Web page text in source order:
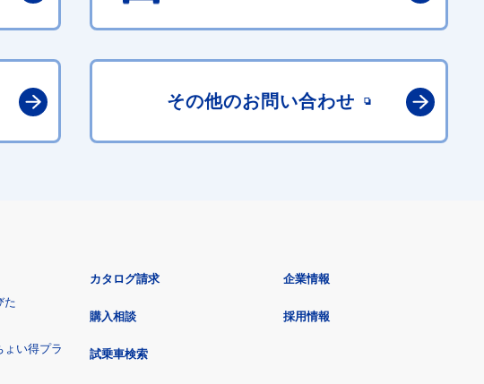
その他のお問い合わせ
た
ょい得プラ
カタログ請求
購入相談
試乗車検索
企業情報
採用情報